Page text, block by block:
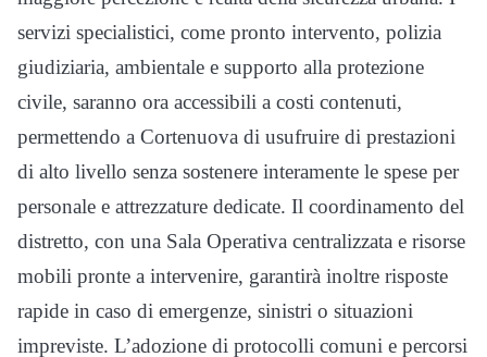
servizi specialistici, come pronto intervento, polizia
giudiziaria, ambientale e supporto alla protezione
civile, saranno ora accessibili a costi contenuti,
permettendo a Cortenuova di usufruire di prestazioni
di alto livello senza sostenere interamente le spese per
personale e attrezzature dedicate. Il coordinamento del
distretto, con una Sala Operativa centralizzata e risorse
mobili pronte a intervenire, garantirà inoltre risposte
rapide in caso di emergenze, sinistri o situazioni
impreviste. L’adozione di protocolli comuni e percorsi